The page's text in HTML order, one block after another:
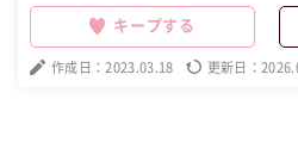
が、大切なお客さまとの語らいやクラ
のに・・♪ ホテルならではの洗練され
くばりをほしいままに、選ばれたメン
す！！ 【昼職・転職・求人】 この昼職求人は兵庫県神戸市中央区パー
キープする
作成日：2023.03.18 更新日：